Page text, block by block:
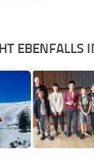
EBENFALLS